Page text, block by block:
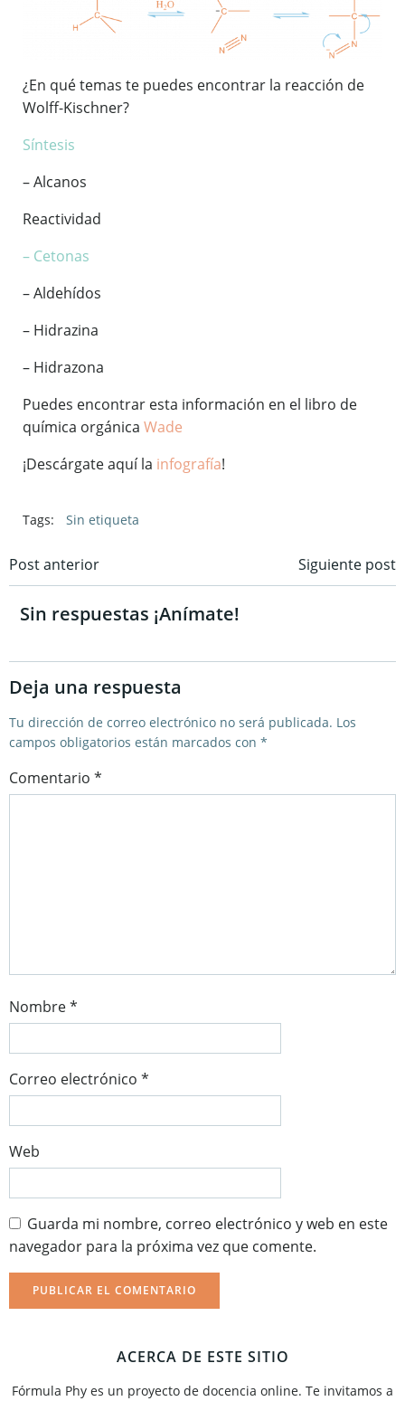
¿En qué temas te puedes encontrar la reacción de
Wolff-Kischner?
Síntesis
– Alcanos
Reactividad
– Cetonas
– Aldehídos
– Hidrazina
– Hidrazona
Puedes encontrar esta información en el libro de
química orgánica Wade
¡Descárgate aquí la infografía!
Tags: Sin etiqueta
Navegación
por
las
entradas
Post anterior
Navegación
por
las
Siguiente post
Sin respuestas ¡Anímate!
Deja una respuesta
Tu dirección de correo electrónico no será publicada. Los
campos obligatorios están marcados con *
Comentario *
Nombre*
Correo electrónico *
Web
Guarda mi nombre, correo electrónico y web en este
navegador para la próxima vez que comente.
ACERCA DE ESTE SITIO
Fórmula Phy es un proyecto de docencia online. Te invitamos a